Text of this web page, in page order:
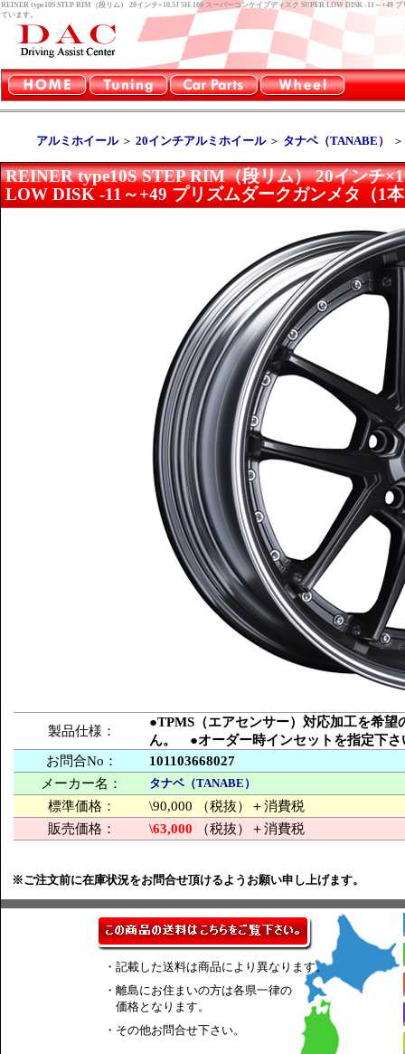
REINER type10S STEP RIM（段リム） 20インチ×10.5J 5H-100 スーパーコンケイプディスク SUPER LOW DISK -11～+49
ています。
アルミホイール＞ 20インチアルミホイール＞ タナベ（TANABE）
REINER type10S STEP RIM（段リム） 20インチ
LOW DISK -11～+49 プリズムダークガンメタ（1
製品仕様：
●TPMS（エアセンサー）対応加工を希
ん。 ●オーダー時インセットを指定下
お問合No：
101103668027
メーカー名：
タナベ（TANABE）
標準価格：
\90,000 （税抜）＋消費税
販売価格：
\63,000 （税抜）＋消費税
※ご注文前に在庫状況をお問合せ頂けるようお願い申し上げます。
・記載した送料は商品により異なります。
・離島にお住まいの方は各県一律の
価格となります。
・その他お問合せ下さい。